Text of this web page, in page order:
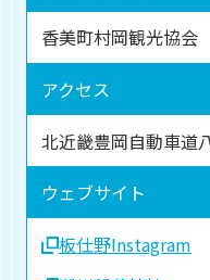
香美町村岡観光協会
アクセス
北近畿豊岡自動車道
ウェブサイト
板仕野Instagram